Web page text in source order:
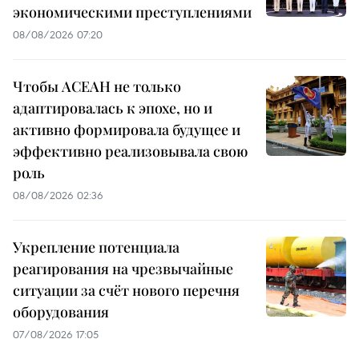
экономическими преступлениями
08/08/2026 07:20
Чтобы АСЕАН не только
адаптировалась к эпохе, но и
активно формировала будущее и
эффективно реализовывала свою
роль
08/08/2026 02:36
Укрепление потенциала
реагирования на чрезвычайные
ситуации за счёт нового перечня
оборудования
07/08/2026 17:05